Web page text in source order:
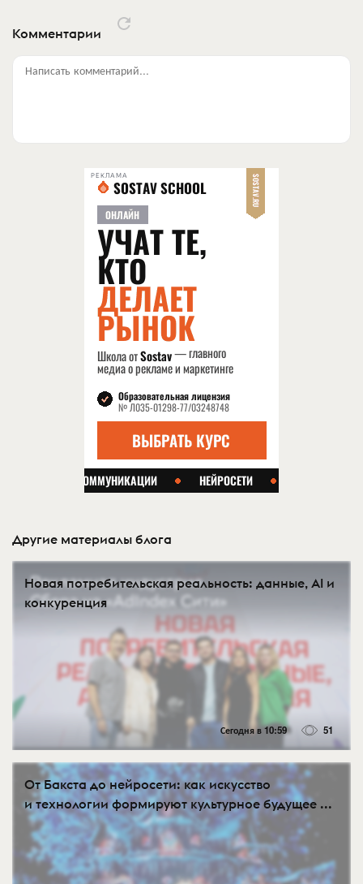
Комментарии
Написать комментарий...
РЕКЛАМА
Другие материалы блога
Новая потребительская реальность: данные, AI и
конкуренция
Сегодня в 10:59 51
От Бакста до нейросети: как искусство
и технологии формируют культурное будущее ...